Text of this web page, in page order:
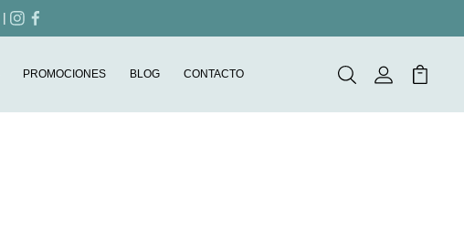
|
PROMOCIONES BLOG CONTACTO BuscarMi Cuenta
Mi